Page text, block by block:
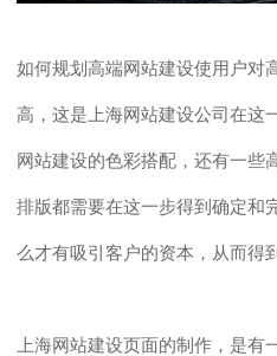
如何规划高端网站建设使用户对
高，这是 上海网站建设公司在这
网站建设的色彩搭配，还有一些
排版都需要在这一步得到确定和
么才有吸引客户的资本 ， 从而得到
上海网站建设页面的制作，是有